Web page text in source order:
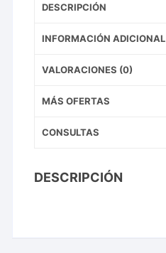
DESCRIPCIÓN
INFORMACIÓN ADICIONAL
VALORACIONES (0)
MÁS OFERTAS
CONSULTAS
DESCRIPCIÓN